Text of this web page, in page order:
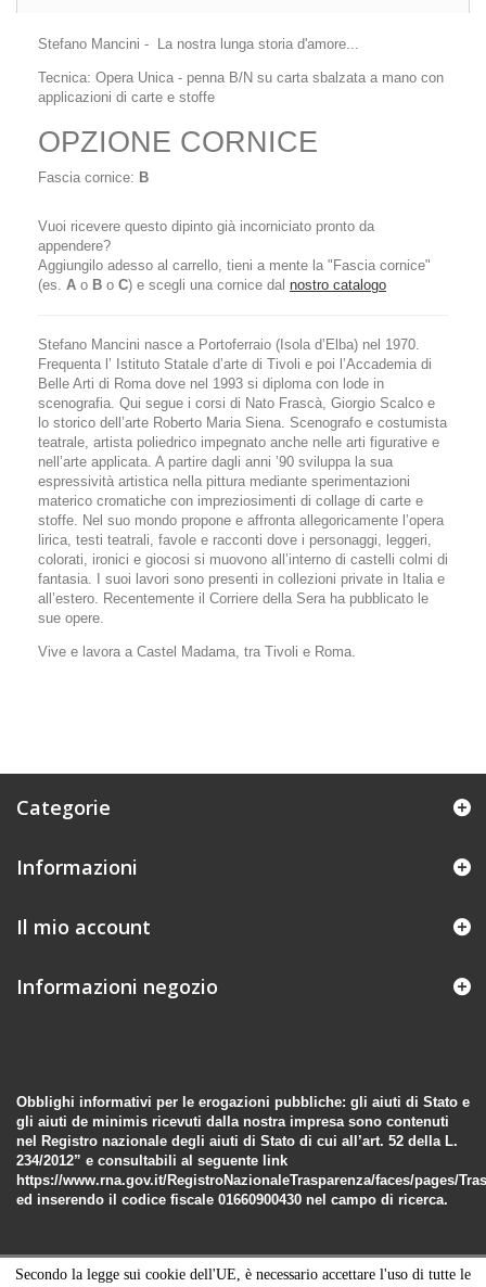
Secondo la legge sui cookie dell'UE, è necessario accettare l'uso di tutte le
Stefano Mancini - La nostra lunga storia d'amore...
Tecnica: Opera Unica - penna B/N su carta sbalzata a mano con
applicazioni di carte e stoffe
OPZIONE CORNICE
Fascia cornice: B
Vuoi ricevere questo dipinto già incorniciato pronto da
appendere?
Aggiungilo adesso al carrello, tieni a mente la "Fascia cornice"
(es. A o B o C) e scegli una cornice dal nostro catalogo
Stefano Mancini nasce a Portoferraio (Isola d’Elba) nel 1970.
Frequenta l’ Istituto Statale d’arte di Tivoli e poi l’Accademia di
Belle Arti di Roma dove nel 1993 si diploma con lode in
scenografia. Qui segue i corsi di Nato Frascà, Giorgio Scalco e
lo storico dell’arte Roberto Maria Siena. Scenografo e costumista
teatrale, artista poliedrico impegnato anche nelle arti figurative e
nell’arte applicata. A partire dagli anni ’90 sviluppa la sua
espressività artistica nella pittura mediante sperimentazioni
materico cromatiche con impreziosimenti di collage di carte e
stoffe. Nel suo mondo propone e affronta allegoricamente l’opera
lirica, testi teatrali, favole e racconti dove i personaggi, leggeri,
colorati, ironici e giocosi si muovono all’interno di castelli colmi di
fantasia. I suoi lavori sono presenti in collezioni private in Italia e
all’estero. Recentemente il Corriere della Sera ha pubblicato le
sue opere.
Vive e lavora a Castel Madama, tra Tivoli e Roma.
Categorie
Informazioni
Il mio account
Informazioni negozio
Obblighi informativi per le erogazioni pubbliche: gli aiuti di Stato e
gli aiuti de minimis ricevuti dalla nostra impresa sono contenuti
nel Registro nazionale degli aiuti di Stato di cui all’art. 52 della L.
234/2012” e consultabili al seguente link
https://www.rna.gov.it/RegistroNazionaleTrasparenza/faces/pages/
ed inserendo il codice fiscale 01660900430 nel campo di ricerca.